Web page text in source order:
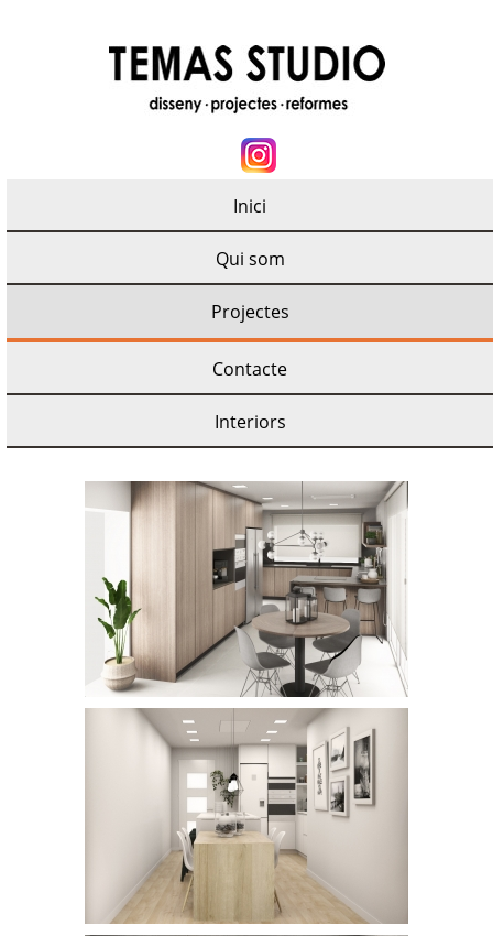
Inici
Qui som
Projectes
Contacte
Interiors